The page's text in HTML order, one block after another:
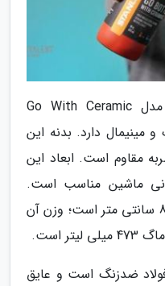
فرم بدنه ماگ سفری استنلی مدل Go With Ceramic
مینیمال دارد. بدنه این
مقاوم است. ابعاد این
ماشین مناسب است.
ارتفاع این محصول 20 و قطر آن 8 سانتی متر است؛ وزن آن
ضدزنگ است و عایق